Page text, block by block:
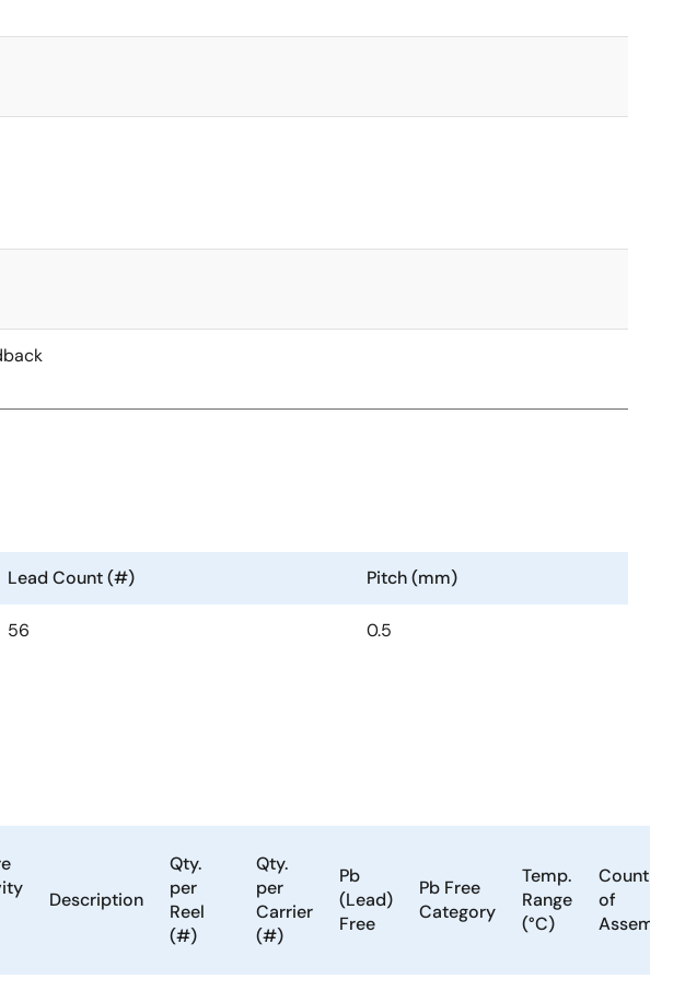
Lead Count (#) Pitch (mm)
56 0.5
Description
Qty.
per
Reel
(#)
Qty.
per
Carrier
(#)
Pb
(Lead)
Free
Pb Free
Category
Temp.
Range
(°C)
Country
of
Assembly